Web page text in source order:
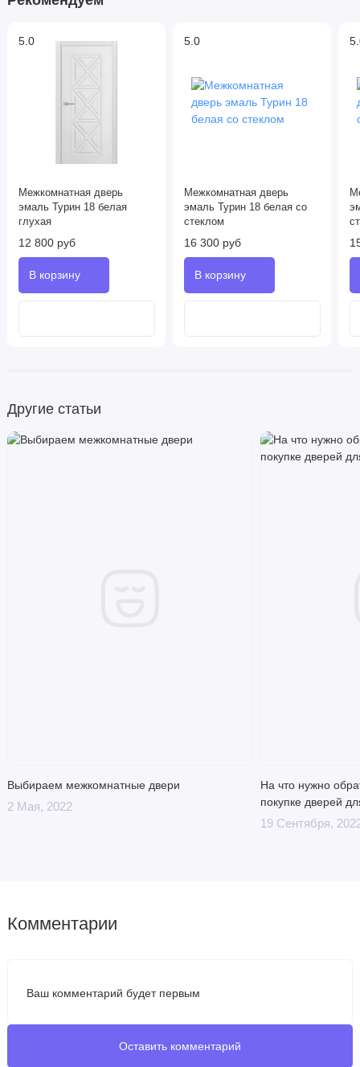
5.0
Межкомнатная дверь
эмаль Турин 18 белая
глухая
12 800 руб
5.0
Межкомнатная дверь
эмаль Турин 18 белая со
стеклом
16 300 руб
Другие статьи
Выбираем межкомнатные двери
2 Мая, 2022
На что нужно
покупке дверей
19 Сентября,
Комментарии
Ваш комментарий будет первым
Оставить комментарий